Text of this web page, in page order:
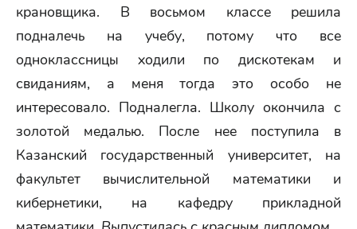
крановщика. В восьмом классе решила
подналечь на учебу, потому что все
одноклассницы ходили по дискотекам и
свиданиям, а меня тогда это особо не
интересовало. Подналегла. Школу окончила с
золотой медалью. После нее поступила в
Казанский государственный университет, на
факультет вычислительной математики и
кибернетики, на кафедру прикладной